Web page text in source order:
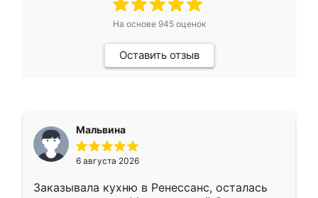
На основе 945оценок
Оставить отзыв
Мальвина
6 августа 2026
Заказывала кухню в Ренессанс, осталась